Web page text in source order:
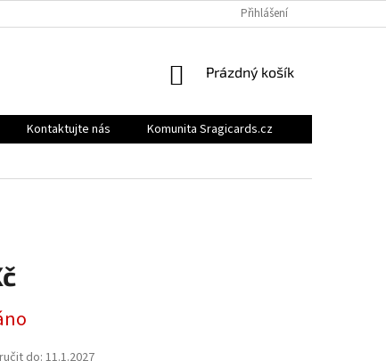
ÚDAJŮ MOJE OBJEDNÁVKA
Přihlášení
NÁKUPNÍ
Prázdný košík
Kontaktujte nás
Komunita Sragicards.cz